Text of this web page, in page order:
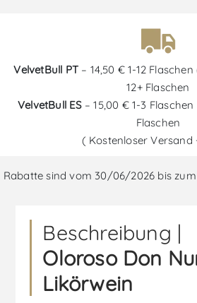
VelvetBull PT – 14,50 € 1-12
12+ Flaschen
VelvetBull ES– 15,00 € 1-3
Flaschen
( Kostenloser Versand
Rabatte sind vom 30/06/2026 bis
Beschreibung |
Oloroso Don
Likörwein